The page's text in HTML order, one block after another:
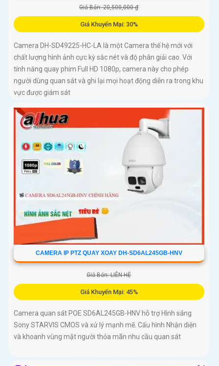
Giá Bán: 20,500,000 ₫
Giá Khuyến Mại: 30%
Camera DH-SD49225-HC-LA là một Camera thế hệ mới với
chất lượng hình ảnh cực kỳ sắc nét và độ phân giải cao. Với
tính năng quay phim Full HD 1080p, camera này cho phép
người dùng quan sát và ghi lại mọi hoạt động diễn ra trong khu
vực được giám sát
CAMERA IP PTZ QUAY XOAY DH-SD6AL245GB-HNV
Giá Bán: LIÊN HỆ
Giá Khuyến Mại: 45%
Camera quan sát POE SD6AL245GB-HNV hỗ trợ Hình sáng
Sony STARVIS CMOS và xử lý mạnh mẽ. Cấu hình Nhận diện
và khoanh vùng mặt người thỏa mãn nhu cầu quan sát